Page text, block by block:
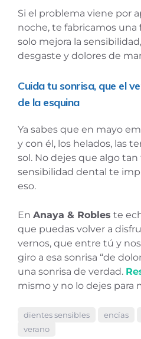
Si el problema viene por
noche, te fabricamos una
solo mejora la
desgaste y dolores de
Cuida tu sonrisa, que el
de la esquina
Ya sabes que en mayo
y con él, los helados, las
sol. No dejes que algo
sensibilidad dental te
eso.
En Anaya & Robles te
que puedas volver a
vernos, que entre tú y
giro a esa sonrisa “de
una sonrisa de verdad.
mismo y no lo dejes para
dientes sensibles encías
verano